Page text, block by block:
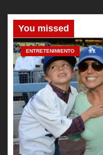
t
r
a
d
a
s
You missed
ENTRETENIMIENTO